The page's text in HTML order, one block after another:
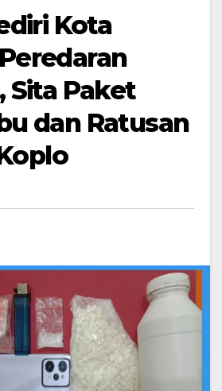
Kota
Sita Paket
dan Ratusan